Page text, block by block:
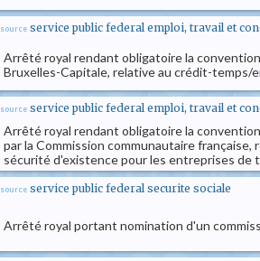
source service public federal emploi, travail et
Arrêté royal rendant obligatoire la
Bruxelles-Capitale, relative au crédit-temps/
source service public federal emploi, travail et
Arrêté royal rendant obligatoire la
par la Commission communautaire
sécurité d'existence pour les entreprises de
source service public federal securite sociale
Arrêté royal portant nomination d'un